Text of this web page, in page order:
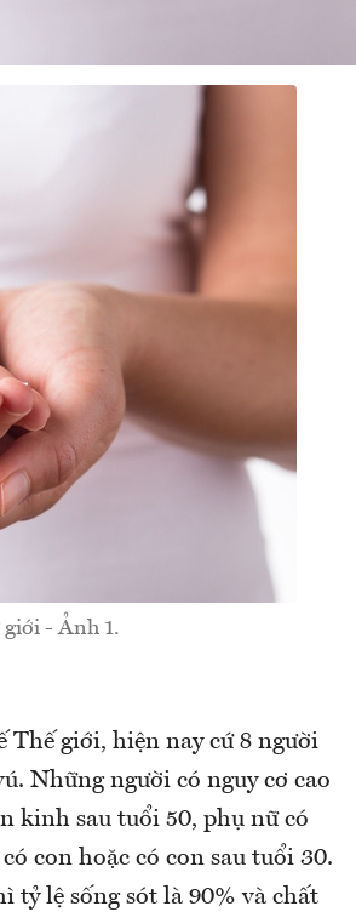
- Ảnh 1.
Thế giới, hiện nay cứ 8 người
Những người có nguy cơ cao
kinh sau tuổi 50, phụ nữ có
con hoặc có con sau tuổi 30.
tỷ lệ sống sót là 90% và chất